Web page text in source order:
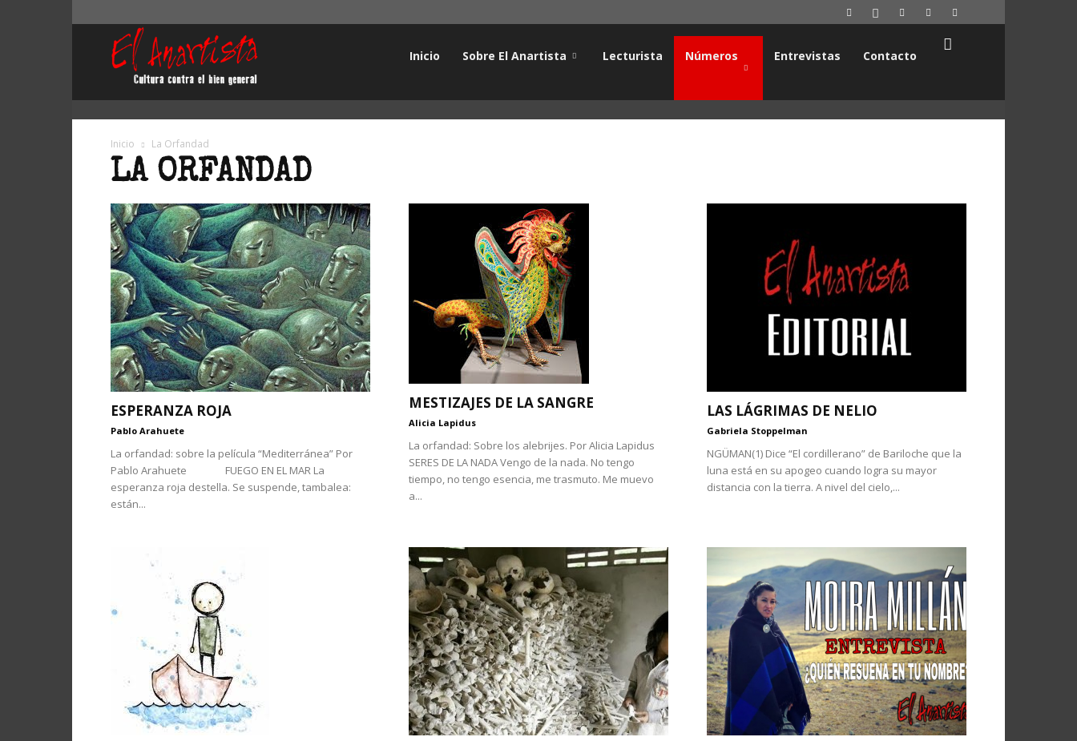
Inicio Sobre El Anartista Lecturista Números Entrevistas Contacto
Inicio La Orfandad
LA ORFANDAD
ESPERANZA ROJA
Pablo Arahuete
La orfandad: sobre la película “Mediterránea” Por
Pablo Arahuete FUEGO EN EL MAR La
esperanza roja destella. Se suspende, tambalea:
están...
MESTIZAJES DE LA SANGRE
Alicia Lapidus
La orfandad: Sobre los alebrijes. Por Alicia Lapidus
SERES DE LA NADA Vengo de la nada. No tengo
tiempo, no tengo esencia, me trasmuto. Me muevo
a...
LAS LÁGRIMAS DE NELIO
Gabriela Stoppelman
NGÜMAN(1) Dice “El cordillerano” de Bariloche que la
luna está en su apogeo cuando logra su mayor
distancia con la tierra. A nivel del cielo,...